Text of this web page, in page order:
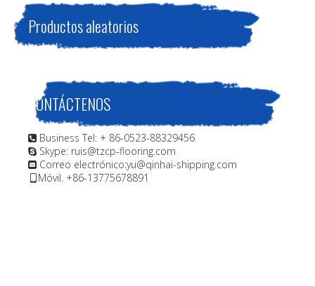
Productos aleatorios
CONTÁCTENOS
 Business Tel: + 86-0523-88329456
 Skype: ruis@tzcp-flooring.com
 Correo electrónico:yu@qinhai-shipping.com
Móvil. +86-13775678891